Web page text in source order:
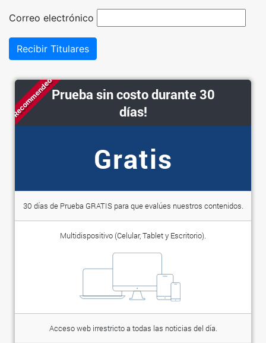
Correo electrónico
Recibir Titulares
RecommendedPrueba sin costo durante 30
días!
Gratis
30 días de Prueba GRATIS para que evalúes nuestros contenidos.
Multidispositivo (Celular, Tablet y Escritorio).
Acceso web irrestricto a todas las noticias del día.